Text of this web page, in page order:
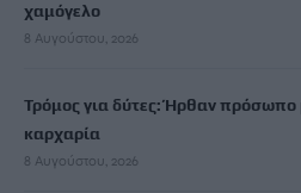
χαμόγελο
8 Αυγούστου, 2026
Τρόμος για δύτες: Ήρθαν
καρχαρία
8 Αυγούστου, 2026